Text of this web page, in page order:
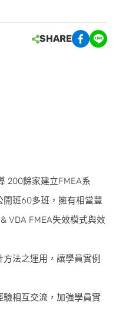
SHARE
200餘家建立FMEA系
班60多班，擁有相當豐
VDA FMEA失效模式與效
法之運用，讓學員實例
相互交流，加強學員實